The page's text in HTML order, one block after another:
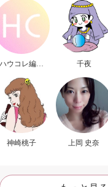
ハウコレ編集
千夜
神崎桃子 上岡 史奈